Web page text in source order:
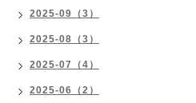
2025-09（3）
2025-08（3）
2025-07（4）
2025-06（2）